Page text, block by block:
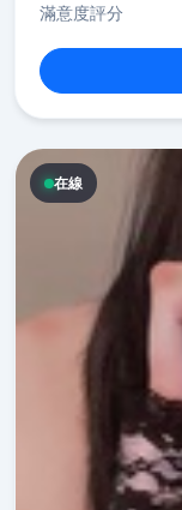
滿意度評分
在線